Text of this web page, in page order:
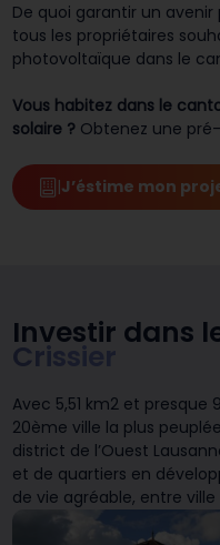
De quoi garantir un
tous les propriétaires
photovoltaïque dans le
Vous habitez dans le
solaire ? Obtenez une
|J’éstime mon
Investir dans
Crissier
Avec 5,51 km2 et presque
20ème ville la plus
district de l’Ouest
et de quartiers en
de vie agréable, entre